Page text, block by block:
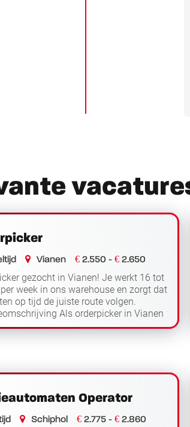
Vianen € 2.550 - € 2.650
gezocht in Vianen! Je werkt 16 tot
week in ons warehouse en zorgt dat
op tijd de juiste route volgen.
Als orderpicker in Vianen
alles in het warehouse l... Lees
Operator
Schiphol € 2.775 - € 2.860